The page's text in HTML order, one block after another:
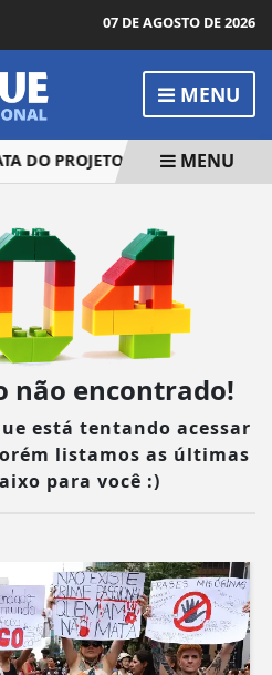
07 DE AGOSTO DE 2026
MENU
DO PROJETO QUE TORNA A
MENU
não encontrado!
está tentando acessar
listamos as últimas
para você :)